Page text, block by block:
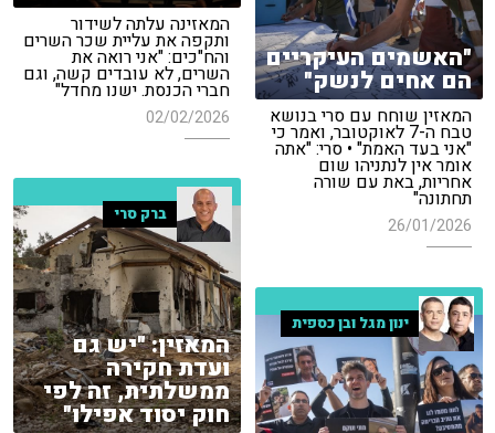
המאזינה עלתה לשידור
ותקפה את עליית שכר השרים
והח"כים: "אני רואה את
השרים, לא עובדים קשה, וגם
חברי הכנסת. ישנו מחדל"
02/02/2026
"האשמים העיקריים
הם אחים לנשק"
המאזין שוחח עם סרי בנושא
טבח ה-7 לאוקטובר, ואמר כי
"אני בעד האמת" • סרי: "אתה
אומר אין לנתניהו שום
אחריות, באת עם שורה
תחתונה"
26/01/2026 ברק סרי
המאזין: "יש גם
ועדת חקירה
ממשלתית, זה לפי
חוק יסוד אפילו"
ינון מגל ובן כספית